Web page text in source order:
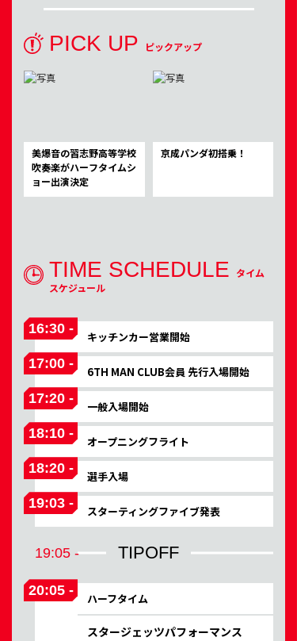
PICK UP ピックアップ
美爆音の習志野高等学校
吹奏楽がハーフタイムシ
ョー出演決定
京成パンダ初搭乗！
TIME SCHEDULE タイム
スケジュール
16:30 -
キッチンカー営業開始
17:00 -
6TH MAN CLUB会員 先行入場開始
17:20 -
一般入場開始
18:10 -
オープニングフライト
18:20 -
選手入場
19:03 -
スターティングファイブ発表
19:05 - TIPOFF
20:05 -
ハーフタイム
スタージェッツパフォーマンス